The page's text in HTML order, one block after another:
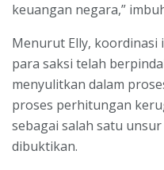
keuangan negara,”
Menurut Elly, koordinasi
para saksi telah
menyulitkan dalam
proses perhitungan
sebagai salah satu
dibuktikan.